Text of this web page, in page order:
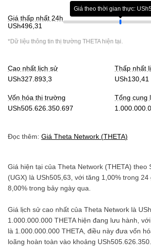
Giá thấp nhất 24h
USh496,31
Giá theo thời gian thực:
*Dữ liệu thông tin thị trường THETAhiện tại.
Cao nhất lịch sử
USh327.893,3
Thấp nhất
USh130,41
Vốn hóa thị trường
USh505.626.350.697
Tổng cung
Đọc thêm: Giá Theta Network (THETA)
Giá hiện tại của Theta Network (THETA) theo
(UGX) là USh505,63 , với tăng 1,00% trong 24
8,00% trong bảy ngày qua.
Giá lịch sử cao nhất của Theta Network là
1.000.000.000 THETAhiện đang lưu hành,
là 1.000.000.000 THETA , điều này đưa vốn
loãng hoàn toàn vào khoảng